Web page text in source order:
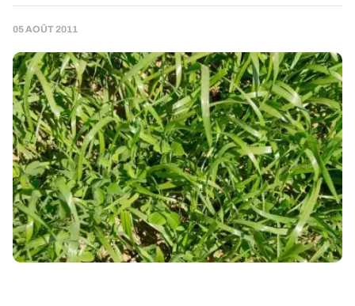
05 AOÛT 2011